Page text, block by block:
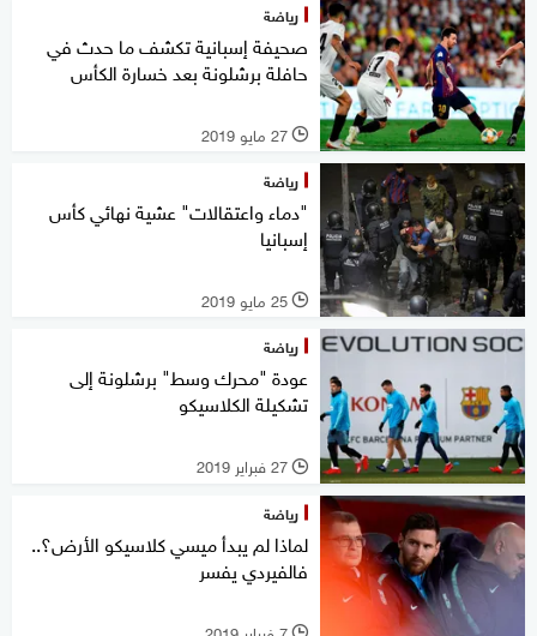
رياضة
صحيفة إسبانية تكشف ما حدث في
حافلة برشلونة بعد خسارة الكأس
l 27 مايو 2019
رياضة
"دماء واعتقالات" عشية نهائي كأس
إسبانيا
l 25 مايو 2019
رياضة
عودة "محرك وسط" برشلونة إلى
تشكيلة الكلاسيكو
l 27 فبراير 2019
رياضة
لماذا لم يبدأ ميسي كلاسيكو الأرض؟..
فالفيردي يفسر
l